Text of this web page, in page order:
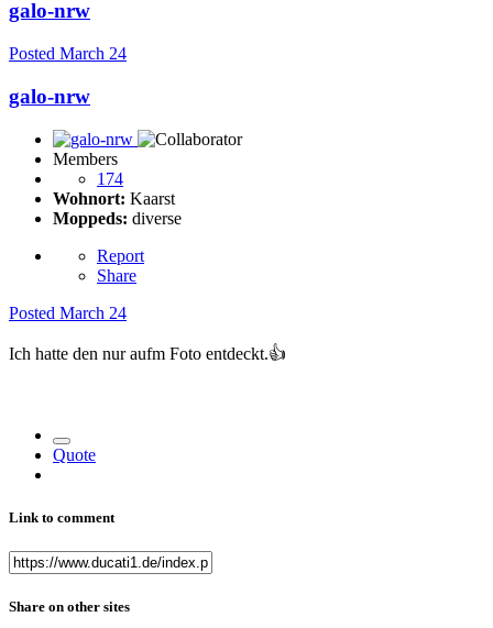
galo-nrw
Posted March 24
galo-nrw
Members
174
Wohnort: Kaarst
Moppeds: diverse
Report
Share
Posted March 24
Ich hatte den nur aufm Foto entdeckt.👍
Quote
Link to comment
Share on other sites